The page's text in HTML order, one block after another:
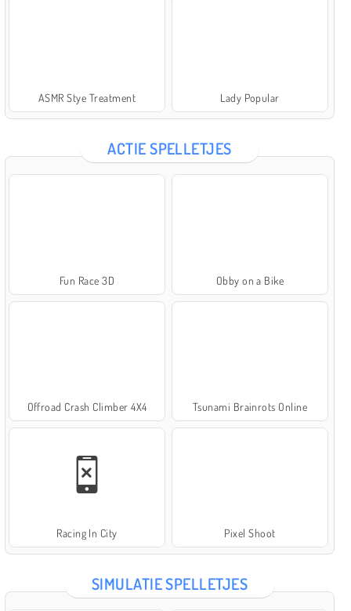
ASMR Stye Treatment Lady Popular
ACTIE SPELLETJES
Fun Race 3D Obby on a Bike
Offroad Crash Climber 4X4 Tsunami Brainrots Online
Racing In City Pixel Shoot
SIMULATIE SPELLETJES